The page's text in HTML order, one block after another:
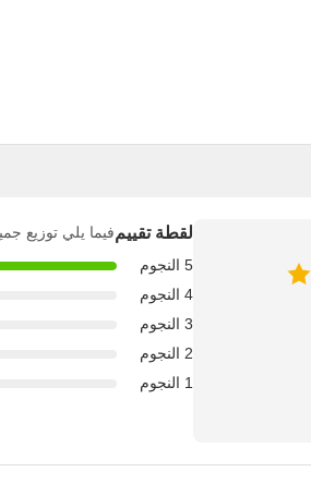
لقطة تقييمفيما يلي توزيع
5 النجوم
4 النجوم
3 النجوم
2 النجوم
1 النجوم